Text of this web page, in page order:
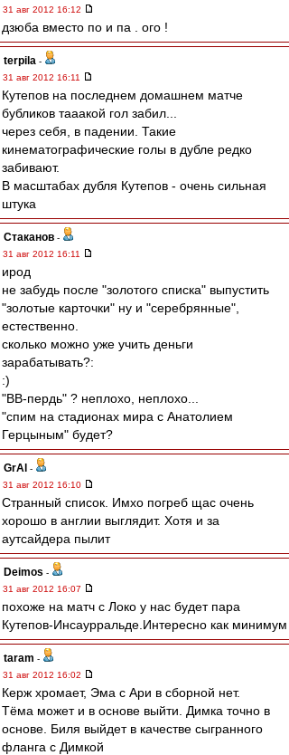
31 авг 2012 16:12
дзюба вместо по и па . ого !
terpila -
31 авг 2012 16:11
Кутепов на последнем домашнем матче
бубликов тааакой гол забил...
через себя, в падении. Такие
кинематографические голы в дубле редко
забивают.
В масштабах дубля Кутепов - очень сильная
штука
Cтаканов -
31 авг 2012 16:11
ирод
не забудь после "золотого списка" выпустить
"золотые карточки" ну и "серебрянные",
естественно.
сколько можно уже учить деньги
зарабатывать?:
:)
"ВВ-пердь" ? неплохо, неплохо...
"спим на стадионах мира с Анатолием
Герцыным" будет?
GrAl -
31 авг 2012 16:10
Странный список. Имхо погреб щас очень
хорошо в англии выглядит. Хотя и за
аутсайдера пылит
Deimos -
31 авг 2012 16:07
похоже на матч с Локо у нас будет пара
Кутепов-Инсаурральде.Интересно как минимум
taram -
31 авг 2012 16:02
Керж хромает, Эма с Ари в сборной нет.
Тёма может и в основе выйти. Димка точно в
основе. Биля выйдет в качестве сыгранного
фланга с Димкой